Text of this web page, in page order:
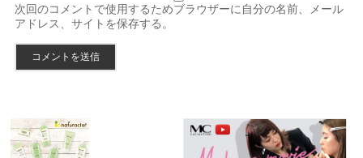
次回のコメントで使用するためブラウザーに自分の名前、メール
アドレス、サイトを保存する。